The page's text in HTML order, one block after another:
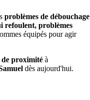
problèmes de débouchage
refoulent, problèmes
équipés pour agir
de proximité à
dès aujourd'hui.